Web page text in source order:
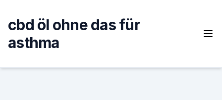
content
cbd öl ohne das für
asthma